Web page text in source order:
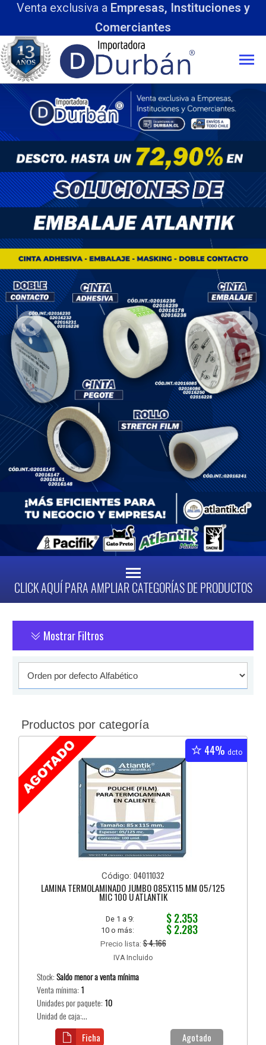
Venta exclusiva a Empresas, Instituciones y
Comerciantes
CLICK AQUÍ PARA AMPLIAR CATEGORÍAS DE PRODUCTOS
Mostrar Filtros
Productos por categoría
44% dcto
Código: 04011032
LAMINA TERMOLAMINADO JUMBO 085X115 MM 05/125
MIC 100 U ATLANTIK
De 1 a 9: $ 2.353
10 o más: $ 2.283
Precio lista:$ 4.166
IVA Incluido
Stock:Saldo menor a venta mínima
Venta mínima: 1
Unidades por paquete: 10
Unidad de caja:...
Agotado
Ficha